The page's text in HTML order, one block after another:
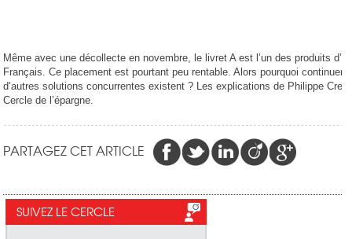
Même avec une décollecte en novembre, le livret A est l’un des produits
Français. Ce placement est pourtant peu rentable. Alors pourquoi continuer
d’autres solutions concurrentes existent ? Les explications de Philippe
Cercle de l’épargne.
PARTAGEZ CET ARTICLE
SUIVEZ LE CERCLE